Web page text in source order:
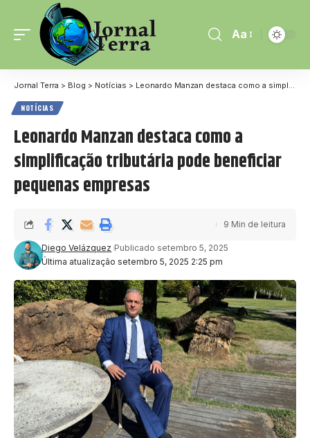
Aa
Jornal Terra > Blog > Notícias > Leonardo Manzan destaca como a simplificação tributária pode beneficiar pequenas empresas
NOTÍCIAS
Leonardo Manzan destaca como a
simplificação tributária pode beneficiar
pequenas empresas
Última atualização setembro 5, 2025 2:25 pm
Diego Velázquez Publicado setembro 5, 2025
9 Min de leitura